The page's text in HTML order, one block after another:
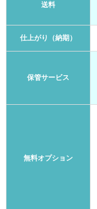
送料
仕上がり（納期）
保管サービス
無料オプション